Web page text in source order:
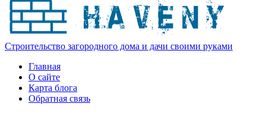
Строительство загородного дома и дачи своими руками
Главная
О сайте
Карта блога
Обратная связь